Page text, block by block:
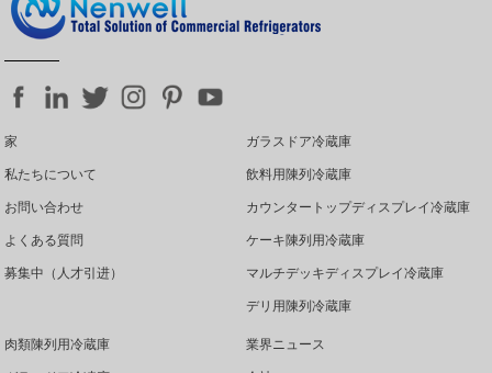
家
私たちについて
お問い合わせ
よくある質問
募集中（人才引进）
ガラスドア冷蔵庫
飲料用陳列冷蔵庫
カウンタートップディスプレイ冷蔵庫
ケーキ陳列用冷蔵庫
マルチデッキディスプレイ冷蔵庫
デリ用陳列冷蔵庫
肉類陳列用冷蔵庫 業界ニュース